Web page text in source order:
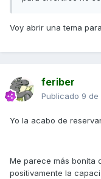
Voy abrir una tema
feriber
Publicado 9 de
Yo la acabo de
Me parece más bonita
positivamente la